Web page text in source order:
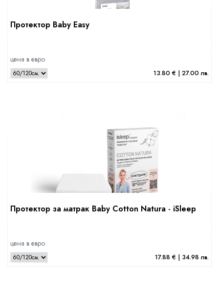
Протектор Baby Easy
цена в евро
13.80 € | 27.00 лв.
Протектор за матрак Baby Cotton Natura - iSleep
цена в евро
17.88 € | 34.98 лв.